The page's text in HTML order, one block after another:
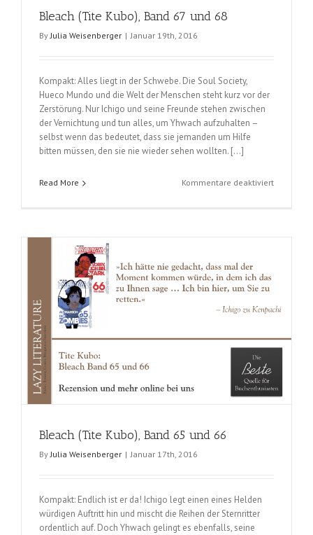
Bleach (Tite Kubo), Band 67 und 68
By Julia Weisenberger | Januar 19th, 2016
Kompakt: Alles liegt in der Schwebe. Die Soul Society,
Hueco Mundo und die Welt der Menschen steht kurz vor der
Zerstörung. Nur Ichigo und seine Freunde stehen zwischen
der Vernichtung und tun alles, um Yhwach aufzuhalten –
selbst wenn das bedeutet, dass sie jemanden um Hilfe
bitten müssen, den sie nie wieder sehen wollten. […]
Read More Kommentare deaktiviertfür
Bleach (Tite Kubo), Band 65 und 66
By Julia Weisenberger | Januar 17th, 2016
Kompakt: Endlich ist er da! Ichigo legt einen eines Helden
würdigen Auftritt hin und mischt die Reihen der Sternritter
ordentlich auf. Doch Yhwach gelingt es ebenfalls, seine